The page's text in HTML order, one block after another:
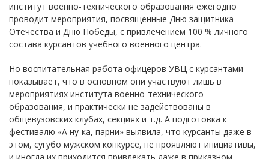
институт военно-технического образования ежегодно
проводит мероприятия, посвященные Дню защитника
Отечества и Дню Победы, с привлечением 100 % личного
состава курсантов учебного военного центра.
Но воспитательная работа офицеров УВЦ с курсантами
показывает, что в основном они участвуют лишь в
мероприятиях института военно-технического
образования, и практически не задействованы в
общевузовских клубах, секциях и т.д. А подготовка к
фестивалю «А ну-ка, парни» выявила, что курсанты даже в
этом, сугубо мужском конкурсе, не проявляют инициативы,